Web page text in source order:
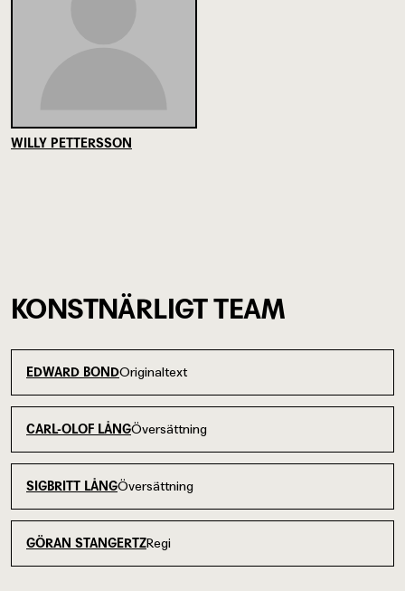
WILLY PETTERSSON
KONSTNÄRLIGT TEAM
EDWARD BONDOriginaltext
CARL-OLOF LÅNGÖversättning
SIGBRITT LÅNGÖversättning
GÖRAN STANGERTZRegi